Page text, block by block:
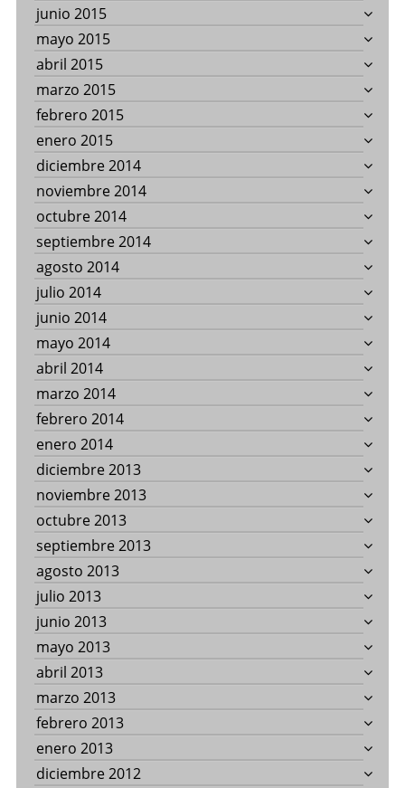
junio 2015
mayo 2015
abril 2015
marzo 2015
febrero 2015
enero 2015
diciembre 2014
noviembre 2014
octubre 2014
septiembre 2014
agosto 2014
julio 2014
junio 2014
mayo 2014
abril 2014
marzo 2014
febrero 2014
enero 2014
diciembre 2013
noviembre 2013
octubre 2013
septiembre 2013
agosto 2013
julio 2013
junio 2013
mayo 2013
abril 2013
marzo 2013
febrero 2013
enero 2013
diciembre 2012